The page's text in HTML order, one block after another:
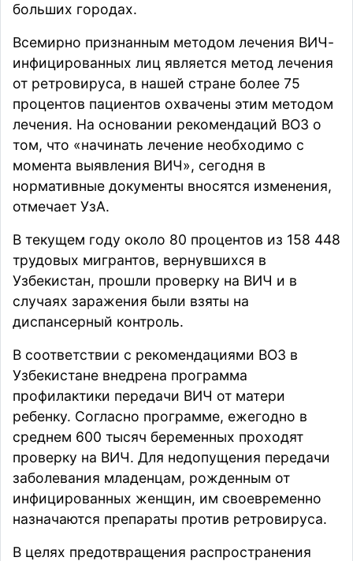
больших городах.
Всемирно признанным методом лечения ВИЧ-
инфицированных лиц является метод лечения
от ретровируса, в нашей стране более 75
процентов пациентов охвачены этим методом
лечения. На основании рекомендаций ВОЗ о
том, что «начинать лечение необходимо с
момента выявления ВИЧ», сегодня в
нормативные документы вносятся изменения,
отмечает УзА.
В текущем году около 80 процентов из 158 448
трудовых мигрантов, вернувшихся в
Узбекистан, прошли проверку на ВИЧ и в
случаях заражения были взяты на
диспансерный контроль.
В соответствии с рекомендациями ВОЗ в
Узбекистане внедрена программа
профилактики передачи ВИЧ от матери
ребенку. Согласно программе, ежегодно в
среднем 600 тысяч беременных проходят
проверку на ВИЧ. Для недопущения передачи
заболевания младенцам, рожденным от
инфицированных женщин, им своевременно
назначаются препараты против ретровируса.
В целях предотвращения распространения